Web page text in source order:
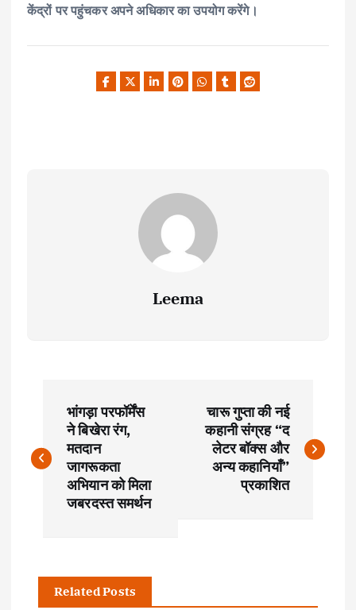
केंद्रों पर पहुंचकर अपने अधिकार का उपयोग करेंगे।
Leema
o
s
भांगड़ा परफॉर्मेंस
ने बिखेरा रंग,
मतदान
जागरूकता
अभियान को मिला
जबरदस्त समर्थन
चारू गुप्ता की नई
कहानी संग्रह “द
लेटर बॉक्स और
अन्य कहानियाँ”
प्रकाशित
Related Posts